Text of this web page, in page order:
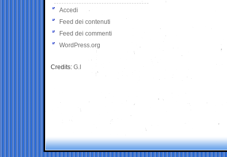
Accedi
Feed dei contenuti
Feed dei commenti
WordPress.org
Credits: G.I